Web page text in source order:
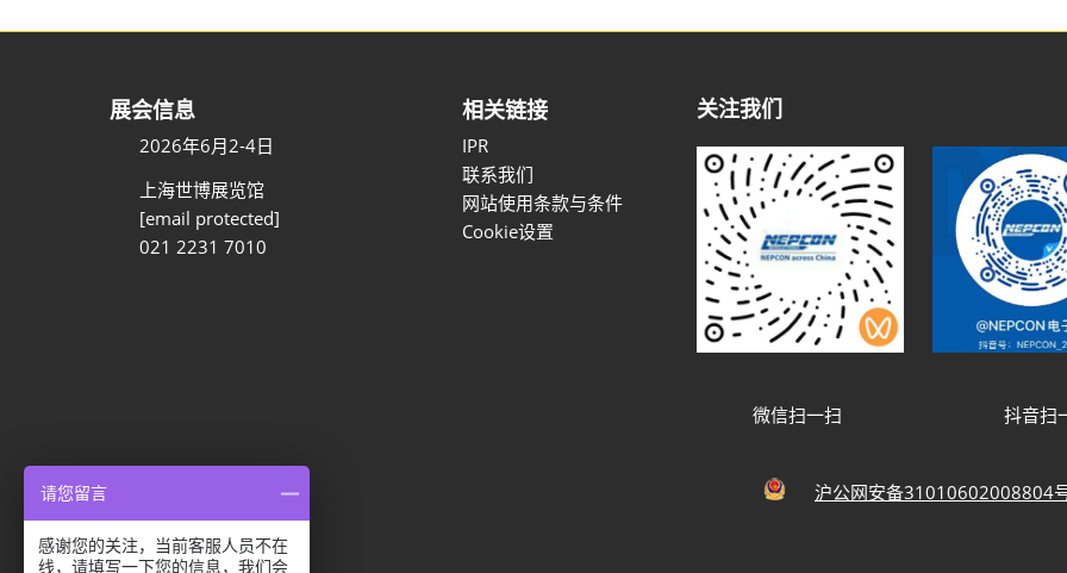
展会信息
2026年6月2-4日
上海世博展览馆
[email protected]
021 2231 7010
相关链接
IPR
联系我们
网站使用条款与条件
Cookie设置
关注我们
微信扫一扫 抖音
沪公网安备31010602008804
隐私选项
请您留言
感谢您的关注，当前客服人员不在
线，请填写一下您的信息，我们会